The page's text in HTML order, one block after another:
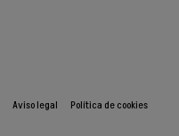
Aviso legal Política de cookies